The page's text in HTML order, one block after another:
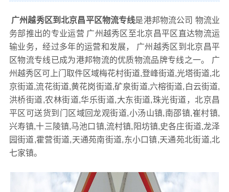
广州越秀区到北京昌平区物流专线是港邦物流公司 物流业
务部推出的专业运营 广州越秀区至北京昌平区直达物流运
输业务，经过多年的运营和发展， 广州越秀区到北京昌平
区物流专线已成为港邦物流的优质物流品牌专线之一。 广
州越秀区可上门取件区域梅花村街道,登峰街道,光塔街道,北
京街道,流花街道,黄花岗街道,矿泉街道,六榕街道,白云街道,
洪桥街道,农林街道,华乐街道,大东街道,珠光街道，北京昌
平区可送货到门区域回龙观街道,小汤山镇,南邵镇,崔村镇,
兴寿镇,十三陵镇,马池口镇,流村镇,阳坊镇,史各庄街道,龙泽
园街道,霍营街道,天通苑南街道,东小口镇,天通苑北街道,北
七家镇。